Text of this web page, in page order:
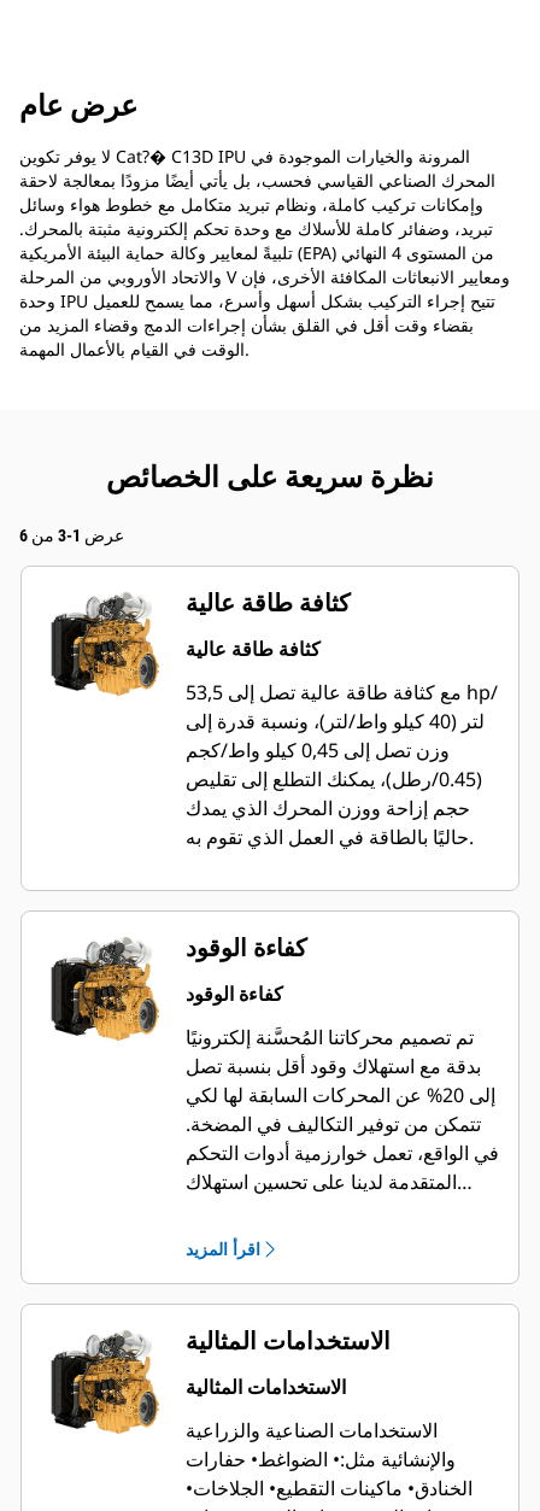
عرض عام
لا يوفر تكوين Cat?� C13D IPU المرونة والخيارات الموجودة في
المحرك الصناعي القياسي فحسب، بل يأتي أيضًا مزودًا بمعالجة لاحقة
وإمكانات تركيب كاملة، ونظام تبريد متكامل مع خطوط هواء وسائل
تبريد، وضفائر كاملة للأسلاك مع وحدة تحكم إلكترونية مثبتة بالمحرك.
تلبيةً لمعايير وكالة حماية البيئة الأمريكية (EPA) من المستوى 4 النهائي
والاتحاد الأوروبي من المرحلة V ومعايير الانبعاثات المكافئة الأخرى، فإن
وحدة IPU تتيح إجراء التركيب بشكل أسهل وأسرع، مما يسمح للعميل
بقضاء وقت أقل في القلق بشأن إجراءات الدمج وقضاء المزيد من
الوقت في القيام بالأعمال المهمة.
نظرة سريعة على الخصائص
عرض 1-3 من 6
كثافة طاقة عالية
كثافة طاقة عالية
مع كثافة طاقة عالية تصل إلى 53,5 hp/
لتر (40 كيلو واط/لتر)، ونسبة قدرة إلى
وزن تصل إلى 0,45 كيلو واط/كجم
(0.45/رطل)، يمكنك التطلع إلى تقليص
حجم إزاحة ووزن المحرك الذي يمدك
حاليًا بالطاقة في العمل الذي تقوم به.
كفاءة الوقود
كفاءة الوقود
تم تصميم محركاتنا المُحسَّنة إلكترونيًا
بدقة مع استهلاك وقود أقل بنسبة تصل
إلى 20% عن المحركات السابقة لها لكي
تتمكن من توفير التكاليف في المضخة.
في الواقع، تعمل خوارزمية أدوات التحكم
المتقدمة لدينا على تحسين استهلاك
كيلو واط في الساعة ويمكن أن تتطابق
مع دورات التشغيل لمجموعة واسعة من
المعدات والاستخدامات مع إبقاء تكاليف
التشغيل منخفضة – حتى في مختلف
الظروف المحيطة والارتفاعات.يوفر
المحرك C13D أيضًا تشغيلاً أكثر هدوءًا
وبناءً على الاستدامة، يتوافق الموديل
C13D مع الوقود الحيوي B20 وHVO،
مما يساعد على توفير التكلفة وتقليل
اقرأ المزيد
الاستخدامات المثالية
الاستخدامات المثالية
الاستخدامات الصناعية والزراعية
والإنشائية مثل:• الضواغط• حفارات
الخنادق• ماكينات التقطيع• الجلاخات•